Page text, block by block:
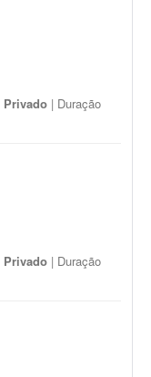
Privado | Duração
Privado | Duração